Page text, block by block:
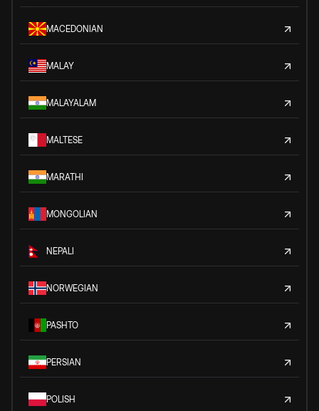
MACEDONIAN
MALAY
MALAYALAM
MALTESE
MARATHI
MONGOLIAN
NEPALI
NORWEGIAN
PASHTO
PERSIAN
POLISH